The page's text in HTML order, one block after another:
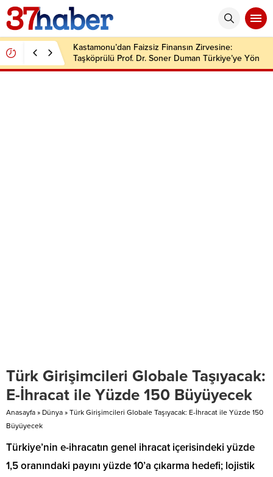
Kastamonu’dan Faizsiz Finansın Zirvesine:
Taşköprülü Prof. Dr. Soner Duman Türkiye’ye Yön
Veriyor
Türk Girişimcileri Globale Taşıyacak:
E-İhracat ile Yüzde 150 Büyüyecek
Anasayfa » Dünya » Türk Girişimcileri Globale Taşıyacak: E-İhracat ile Yüzde 150
Büyüyecek
Türkiye’nin e-ihracatın genel ihracat içerisindeki yüzde
1,5 oranındaki payını yüzde 10’a çıkarma hedefi; lojistik